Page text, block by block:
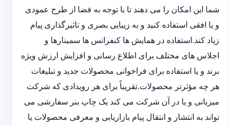
شما این امکان را می دهند تا با توجه به فضا از طرح عمودی
و یا افقی استفاده کنید و به زییایی بصری و تاثیرگذاری پیام
زیاد کند.استفاده در همایش ها کنفرانس ها سمینارها و
اجلاس های مختلف برای اطلاع رسانی و افزایش ارزش ویژه
برند و یا استفاده برای فراخوانی محصولات جدید و تبلیغات
هر چه مؤثرتر محصولات.تقریباً برای هر رویدادی که شرکت
میزبانی و یا در آن شرکت می کند یک چاپ بنر سفارشی می
تواند به انتشار و انتقال پیام بازاریابی و معرفی محصولات یا